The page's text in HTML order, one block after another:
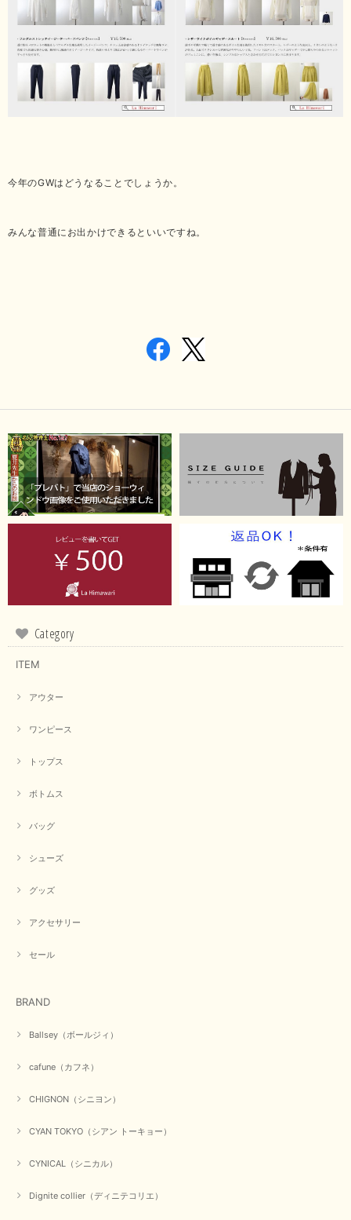
今年のGWはどうなることでしょうか。
みんな普通にお出かけできるといいですね。
Category
ITEM
アウター
ワンピース
トップス
ボトムス
バッグ
シューズ
グッズ
アクセサリー
セール
BRAND
Ballsey（ボールジィ）
cafune（カフネ）
CHIGNON（シニヨン）
CYAN TOKYO（シアン トーキョー）
CYNICAL（シニカル）
Dignite collier（ディニテコリエ）